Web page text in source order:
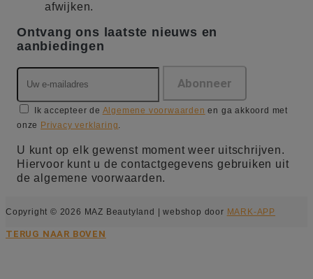
afwijken.
Ontvang ons laatste nieuws en
aanbiedingen
Ik accepteer de Algemene voorwaarden en ga akkoord met
onze Privacy verklaring.
U kunt op elk gewenst moment weer uitschrijven.
Hiervoor kunt u de contactgegevens gebruiken uit
de algemene voorwaarden.
Copyright © 2026 MAZ Beautyland | webshop door MARK-APP
TERUG NAAR BOVEN